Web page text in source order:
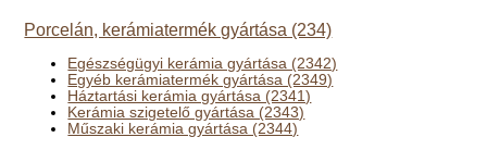
Porcelán, kerámiatermék gyártása (234)
Egészségügyi kerámia gyártása (2342)
Egyéb kerámiatermék gyártása (2349)
Háztartási kerámia gyártása (2341)
Kerámia szigetelő gyártása (2343)
Műszaki kerámia gyártása (2344)